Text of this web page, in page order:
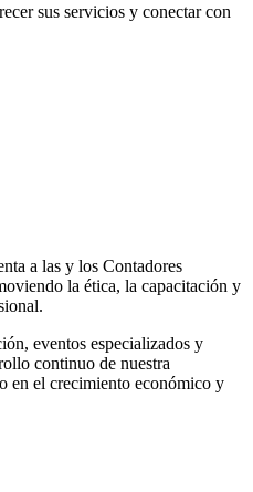
sus servicios y conectar con
a las y los Contadores
la ética, la capacitación y
eventos especializados y
continuo de nuestra
en el crecimiento económico y